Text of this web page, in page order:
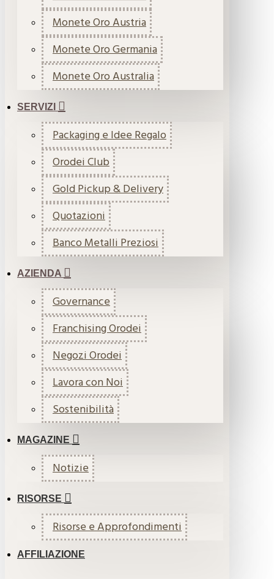
Monete Oro Austria
Monete Oro Germania
Monete Oro Australia
SERVIZI
Packaging e Idee Regalo
Orodei Club
Gold Pickup & Delivery
Quotazioni
Banco Metalli Preziosi
AZIENDA
Governance
Franchising Orodei
Negozi Orodei
Lavora con Noi
Sostenibilità
MAGAZINE
Notizie
RISORSE
Risorse e Approfondimenti
AFFILIAZIONE